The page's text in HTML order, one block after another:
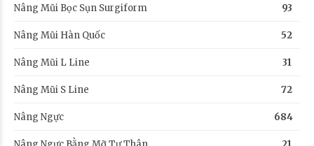
Nâng Mũi Bọc Sụn Surgiform 93
Nâng Mũi Hàn Quốc 52
Nâng Mũi L Line 31
Nâng Mũi S Line 72
Nâng Ngực 684